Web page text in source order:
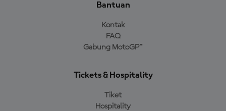
Bantuan
Kontak
FAQ
Gabung MotoGP™
Tickets & Hospitality
Tiket
Hospitality